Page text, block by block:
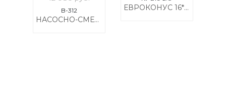
B-312
НАСОСНО-СМЕСИТЕЛЬНЫЙ УЗЕЛ NIKHI (БЕЗ НАСОСА) B-312
ЕВРОКОНУС 16*2.0*3/4 ДЛЯ КОЛЛЕКТОРОВ NPE16-2.0